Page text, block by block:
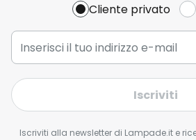
Cliente privato
Iscriviti
Iscriviti alla newsletter di Lampade.it e